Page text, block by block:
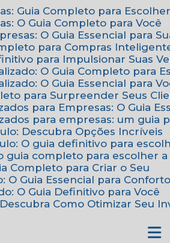
Guia Completo para Escolher
O Guia Completo para Você
O Guia Essencial para
para Compras
para Impulsionar Suas
O Guia Completo para
O Guia Essencial para
para Surpreender Seus
para Empresas: O Guia
para empresas: um guia
Descubra Opções Incríveis
O guia definitivo para
guia completo para escolher
Completo para Criar o Seu
O Guia Essencial para
O Guia Definitivo para Você
Como Otimizar Seu